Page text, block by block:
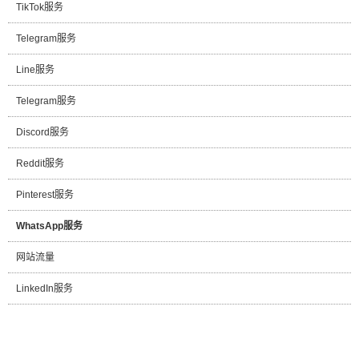
TikTok服务
Telegram服务
Line服务
Telegram服务
Discord服务
Reddit服务
Pinterest服务
WhatsApp服务
网站流量
LinkedIn服务